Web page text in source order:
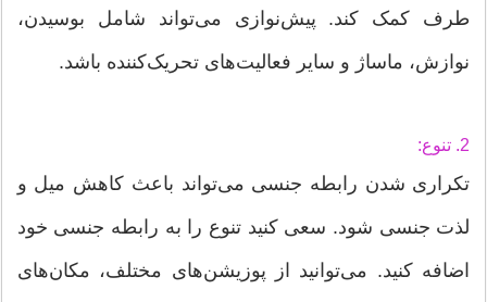
طرف کمک کند. پیش‌نوازی می‌تواند شامل بوسیدن،
نوازش، ماساژ و سایر فعالیت‌های تحریک‌کننده باشد.
2. تنوع:
تکراری شدن رابطه جنسی می‌تواند باعث کاهش میل و
لذت جنسی شود. سعی کنید تنوع را به رابطه جنسی خود
اضافه کنید. می‌توانید از پوزیشن‌های مختلف، مکان‌های